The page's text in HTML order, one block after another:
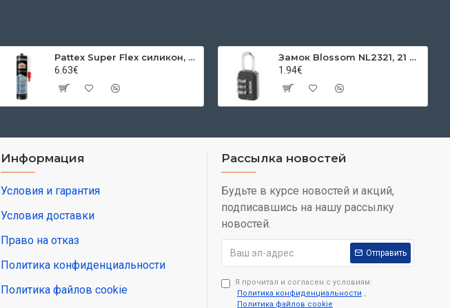
Pattex Super Flex силикон, санитарный, прозрачный, 280 мл
6.63€
Замок Blossom NL2321, 21 мм, Zn, 3-цифровой код, подвесной
1.94€
Информация
Условия и гарантия
Условия доставки
Право на отказ
Политика конфиденциальности
Политика файлов cookie
Рассылка новостей
Будьте в курсе новостей и акций,
подписавшись на нашу рассылку
новостей.
Отправить
Я прочитал и согласен с условиям:
Политика конфиденциальности ,
Политика файлов cookie